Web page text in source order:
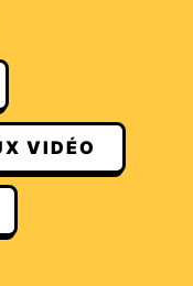
VIDÉO